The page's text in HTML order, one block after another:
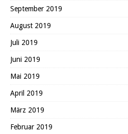
September 2019
August 2019
Juli 2019
Juni 2019
Mai 2019
April 2019
März 2019
Februar 2019